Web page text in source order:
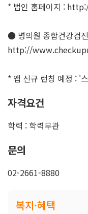
* 법인 홈페이지 :
● 병의원 종합건강검
http://
* 앱 신규 런칭 예정 : '
자격요건
학력 : 학력무관
문의
02-2661-8880
복지·혜택